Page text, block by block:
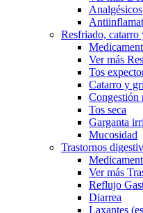
Analgésicos
Resfriado, catarro
Ver más
Tos
Catarro y
Congestión
Tos seca
Garganta
Mucosidad
Trastornos
Ver más
Reflujo
Diarrea
Laxantes